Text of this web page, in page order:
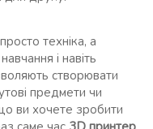
техніка, а
і навіть
створювати
предмети чи
ви хочете зробити